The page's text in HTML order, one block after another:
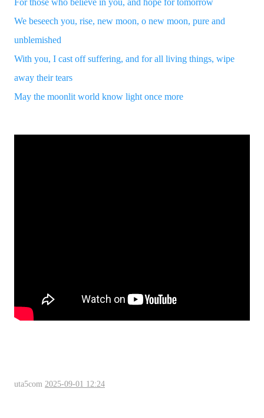
For those who believe in you, and hope for tomorrow
We beseech you, rise, new moon, o new moon, pure and
unblemished
With you, I cast off suffering, and for all living things, wipe
away their tears
May the moonlit world know light once more
uta5com 2025-09-01 12:24